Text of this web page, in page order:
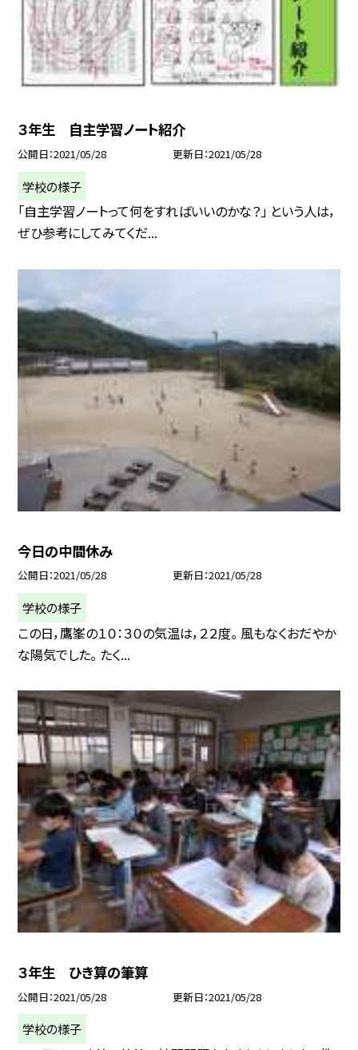
３年生 自主学習ノート紹介
公開日 2021/05/28 更新日 2021/05/28
学校の様子
「自主学習ノートって何をすればいいのかな？」 という人は，
ぜひ参考にしてみてくだ...
今日の中間休み
公開日 2021/05/28 更新日 2021/05/28
学校の様子
この日，鷹峯の１０：３０の気温は，２２度。 風もなくおだやか
な陽気でした。 たく...
３年生 ひき算の筆算
公開日 2021/05/28 更新日 2021/05/28
学校の様子